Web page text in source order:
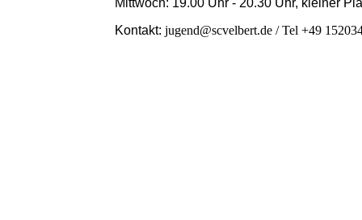
Mittwoch: 19.00 Uhr - 20.30 Uhr, kleiner
Kontakt: jugend@scvelbert.de / Tel +49